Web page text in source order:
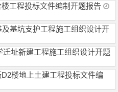
工程投标文件编制开题报告
基坑支护工程施工组织设计开
迁址新建工程施工组织设计开题
楼地上土建工程投标文件编